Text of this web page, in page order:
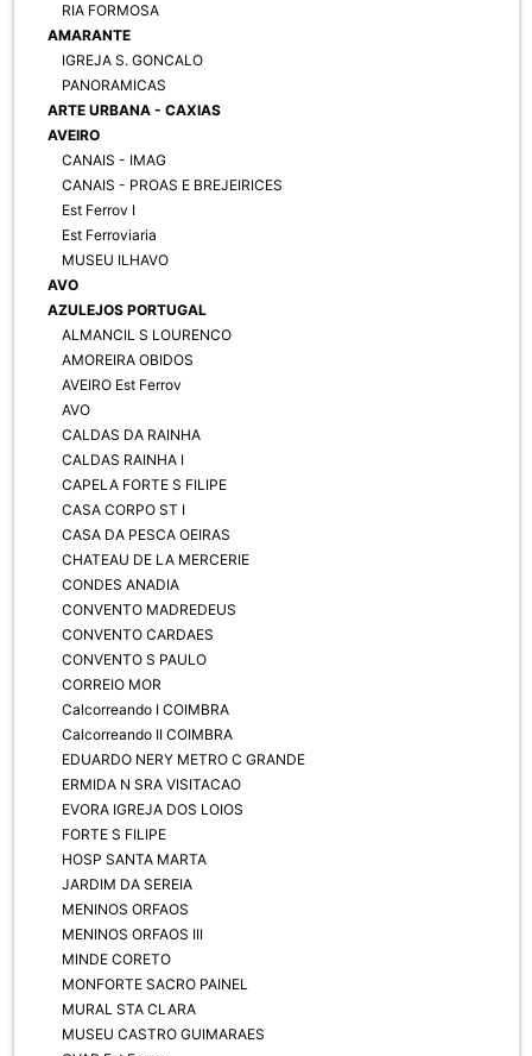
RIA FORMOSA
AMARANTE
IGREJA S. GONCALO
PANORAMICAS
ARTE URBANA - CAXIAS
AVEIRO
CANAIS - IMAG
CANAIS - PROAS E BREJEIRICES
Est Ferrov I
Est Ferroviaria
MUSEU ILHAVO
AVO
AZULEJOS PORTUGAL
ALMANCIL S LOURENCO
AMOREIRA OBIDOS
AVEIRO Est Ferrov
AVO
CALDAS DA RAINHA
CALDAS RAINHA I
CAPELA FORTE S FILIPE
CASA CORPO ST I
CASA DA PESCA OEIRAS
CHATEAU DE LA MERCERIE
CONDES ANADIA
CONVENTO MADREDEUS
CONVENTO CARDAES
CONVENTO S PAULO
CORREIO MOR
Calcorreando I COIMBRA
Calcorreando II COIMBRA
EDUARDO NERY METRO C GRANDE
ERMIDA N SRA VISITACAO
EVORA IGREJA DOS LOIOS
FORTE S FILIPE
HOSP SANTA MARTA
JARDIM DA SEREIA
MENINOS ORFAOS
MENINOS ORFAOS III
MINDE CORETO
MONFORTE SACRO PAINEL
MURAL STA CLARA
MUSEU CASTRO GUIMARAES